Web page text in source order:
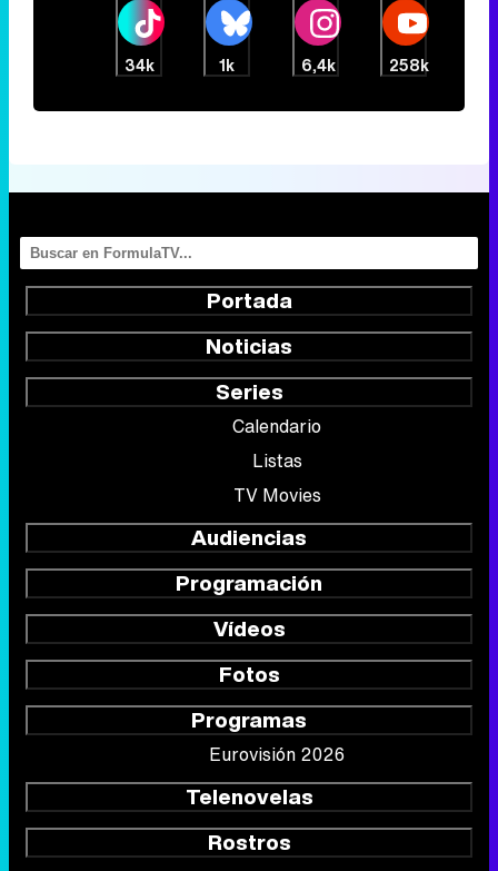
34k 1k 6,4k 258k
Portada
Noticias
Series
Calendario
Listas
TV Movies
Audiencias
Programación
Vídeos
Fotos
Programas
Eurovisión 2026
Telenovelas
Rostros